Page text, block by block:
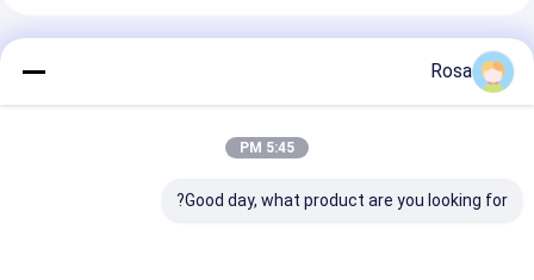
محصولات توصیه شده
Rosa
5:45 PM
Good day, what product are you looking for?